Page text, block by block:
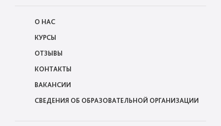
О НАС
КУРСЫ
ОТЗЫВЫ
КОНТАКТЫ
ВАКАНСИИ
СВЕДЕНИЯ ОБ ОБРАЗОВАТЕЛЬНОЙ ОРГАНИЗАЦИИ